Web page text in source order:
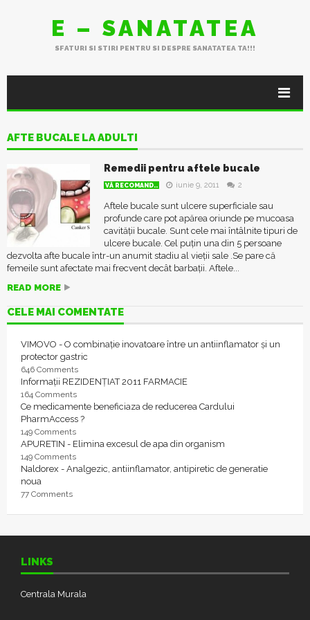
E – SANATATEA
SFATURI SI STIRI PENTRU SI DESPRE SANATATEA TA!!!
AFTE BUCALE LA ADULTI
Remedii pentru aftele bucale
VĂ RECOMAND.. iunie 9, 2011 2
Aftele bucale sunt ulcere superficiale sau
profunde care pot apărea oriunde pe mucoasa
cavității bucale. Sunt cele mai întâlnite tipuri de
ulcere bucale. Cel puțin una din 5 persoane
dezvolta afte bucale într-un anumit stadiu al vieții sale .Se pare că
femeile sunt afectate mai frecvent decât barbații. Aftele...
READ MORE
CELE MAI COMENTATE
VIMOVO - O combinație inovatoare între un antiinflamator și un
protector gastric
646 Comments
Informații REZIDENȚIAT 2011 FARMACIE
164 Comments
Ce medicamente beneficiaza de reducerea Cardului
PharmAccess ?
149 Comments
APURETIN - Elimina excesul de apa din organism
149 Comments
Naldorex - Analgezic, antiinflamator, antipiretic de generatie
noua
77 Comments
LINKS
Centrala Murala